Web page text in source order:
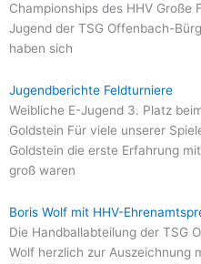
Championships des HHV Große
Jugend der TSG Offenbach-
haben sich
Jugendberichte Feldturniere
Weibliche E-Jugend 3. Platz
Goldstein Für viele unserer
Goldstein die erste Erfahrung
groß waren
Boris Wolf mit HHV-
Die Handballabteilung der TSG
Wolf herzlich zur Auszeichnung